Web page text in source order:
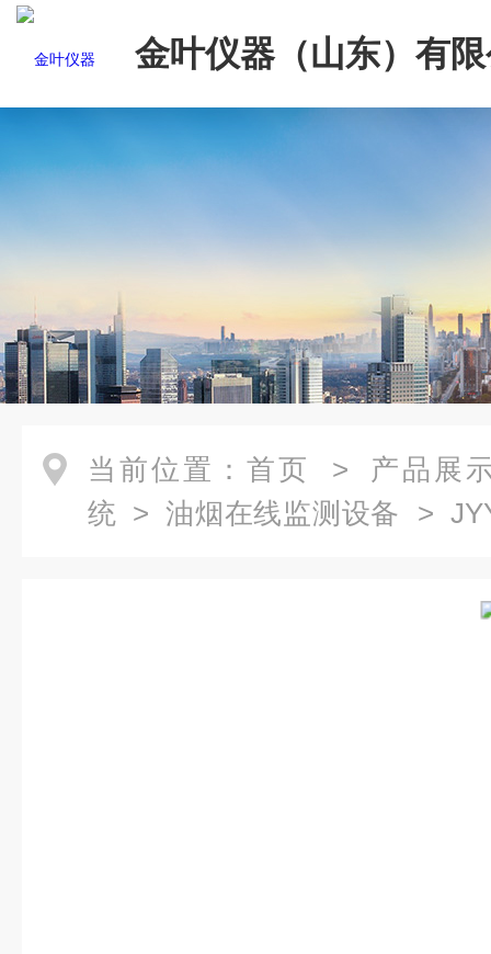
金叶仪器（山东）有
当前位置： 首页 > 产品展
统 > 油烟在线监测设备 >